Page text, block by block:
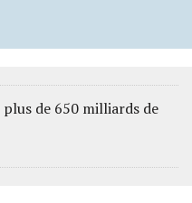
de 650 milliards de